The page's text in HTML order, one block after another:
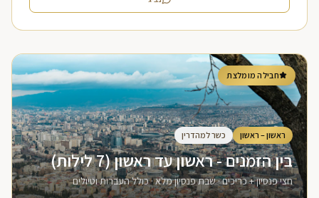
חבילה מומלצת
ראשון – ראשון כשר למהדרין
בין הזמנים - ראשון עד ראשון (7 לילות)
חצי פנסיון + כריכים · שבת פנסיון מלא · כולל העברות וטיולים